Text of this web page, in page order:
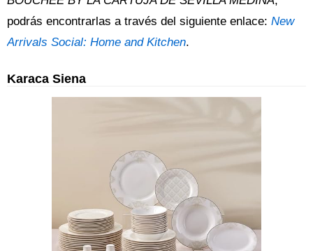
podrás encontrarlas a través del siguiente enlace: New
Arrivals Social: Home and Kitchen.
Karaca Siena